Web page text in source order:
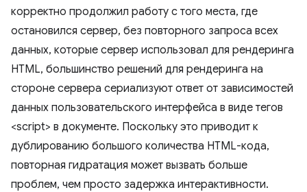
корректно продолжил работу с того места, где
остановился сервер, без повторного запроса всех
данных, которые сервер использовал для рендеринга
HTML, большинство решений для рендеринга на
стороне сервера сериализуют ответ от зависимостей
данных пользовательского интерфейса в виде тегов
<script> в документе. Поскольку это приводит к
дублированию большого количества HTML-кода,
повторная гидратация может вызвать больше
проблем, чем просто задержка интерактивности.